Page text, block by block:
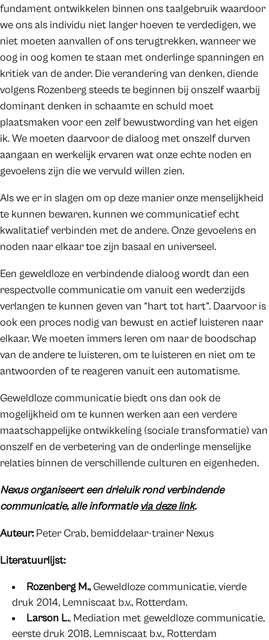
fundament ontwikkelen binnen ons taalgebruik waardoor
we ons als individu niet langer hoeven te verdedigen, we
niet moeten aanvallen of ons terugtrekken, wanneer we
oog in oog komen te staan met onderlinge spanningen en
kritiek van de ander. Die verandering van denken, diende
volgens Rozenberg steeds te beginnen bij onszelf waarbij
dominant denken in schaamte en schuld moet
plaatsmaken voor een zelf bewustwording van het eigen
ik. We moeten daarvoor de dialoog met onszelf durven
aangaan en werkelijk ervaren wat onze echte noden en
gevoelens zijn die we vervuld willen zien.
Als we er in slagen om op deze manier onze menselijkheid
te kunnen bewaren, kunnen we communicatief echt
kwalitatief verbinden met de andere. Onze gevoelens en
noden naar elkaar toe zijn basaal en universeel.
Een geweldloze en verbindende dialoog wordt dan een
respectvolle communicatie om vanuit een wederzijds
verlangen te kunnen geven van “hart tot hart”. Daarvoor is
ook een proces nodig van bewust en actief luisteren naar
elkaar. We moeten immers leren om naar de boodschap
van de andere te luisteren, om te luisteren en niet om te
antwoorden of te reageren vanuit een automatisme.
Geweldloze communicatie biedt ons dan ook de
mogelijkheid om te kunnen werken aan een verdere
maatschappelijke ontwikkeling (sociale transformatie) van
onszelf en de verbetering van de onderlinge menselijke
relaties binnen de verschillende culturen en eigenheden.
Nexus organiseert een drieluik rond verbindende
communicatie, alle informatievia deze link.
Auteur: Peter Crab, bemiddelaar-trainer Nexus
Literatuurlijst:
Rozenberg M., Geweldloze communicatie, vierde
druk 2014, Lemniscaat b.v., Rotterdam.
Larson L., Mediation met geweldloze communicatie,
eerste druk 2018, Lemniscaat b.v., Rotterdam